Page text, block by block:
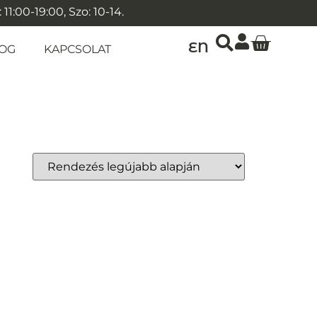
19:00, Szo: 10-14.
KAPCSOLAT EN